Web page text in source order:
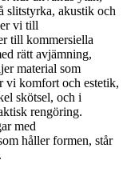
slitstyrka, akustik och
vi till
till kommersiella
rätt avjämning,
material som
vi komfort och estetik,
skötsel, och i
rengöring.
med
håller formen, står